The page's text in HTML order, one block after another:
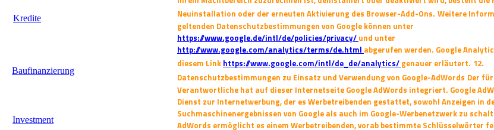
Neuinstallation oder der erneuten Aktivierung des Browser-Add-Ons. Weitere
geltenden Datenschutzbestimmungen von Google können unter
https://www.google.de/intl/de/policies/privacy/ und unter
http://www.google.com/analytics/terms/de.html abgerufen werden. Google
diesem Link https://www.google.com/intl/de_de/analytics/ genauer erläutert. 12.
Datenschutzbestimmungen zu Einsatz und Verwendung von Google-AdWords Der
Verantwortliche hat auf dieser Internetseite Google AdWords integriert. Google
Dienst zur Internetwerbung, der es Werbetreibenden gestattet, sowohl Anzeigen in
Suchmaschinenergebnissen von Google als auch im Google-Werbenetzwerk zu
AdWords ermöglicht es einem Werbetreibenden, vorab bestimmte Schlüsselwörter
Kredite
Baufinanzierung
Investment